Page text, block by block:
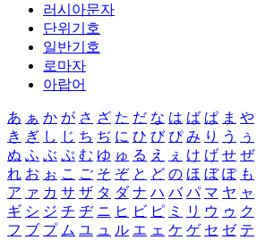
러시아문자
단위기호
일반기호
로마자
아랍어
あ ぁ か が さ ざ た だ な は ば ぱ ま や
き ぎ し じ ち ぢ に ひ び ぴ み り う ぅ
ぬ ふ ぶ ぷ む ゆ ゅ る え ぇ け げ せ ぜ
れ お ぉ こ ご そ ぞ と ど の ほ ぼ ぽ も
ア ァ カ サ ザ タ ダ ナ ハ バ パ マ ヤ ャ
ギ シ ジ チ ヂ ニ ヒ ビ ピ ミ リ ウ ゥ ク
フ ブ プ ム ユ ュ ル エ ェ ケ ゲ セ ゼ テ